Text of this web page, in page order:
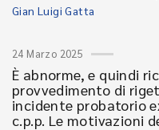
Gian Luigi Gatta
24 Marzo 2025
È abnorme, e quindi
provvedimento di
incidente probatorio
c.p.p. Le motivazioni